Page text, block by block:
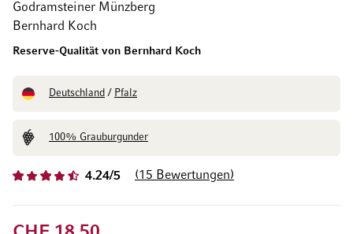
4.24/5 15 Bewertungen
Godramsteiner Münzberg
Bernhard Koch
Reserve-Qualität von Bernhard Koch
Deutschland / Pfalz
100% Grauburgunder